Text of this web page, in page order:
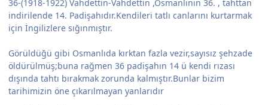
36-(1918-1922) Vahdettin-Vahdettin ,Osmanlının 36. , tahttan
indirilende 14. Padişahıdır.Kendileri tatlı canlarını kurtarmak
için İngilizlere sığınmıştır.
Görüldüğü gibi Osmanlıda kırktan fazla vezir,sayısız şehzade
öldürülmüş;buna rağmen 36 padişahın 14 ü kendi rızası
dışında tahtı bırakmak zorunda kalmıştır.Bunlar bizim
tarihimizin öne çıkarılmayan yanlarıdır